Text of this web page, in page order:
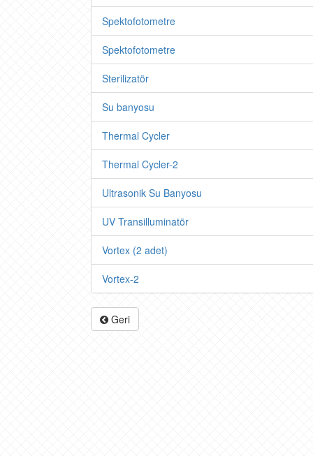
Spektofotometre
Spektofotometre
Sterilizatör
Su banyosu
Thermal Cycler
Thermal Cycler-2
Ultrasonik Su Banyosu
UV Transilluminatör
Vortex (2 adet)
Vortex-2
Geri